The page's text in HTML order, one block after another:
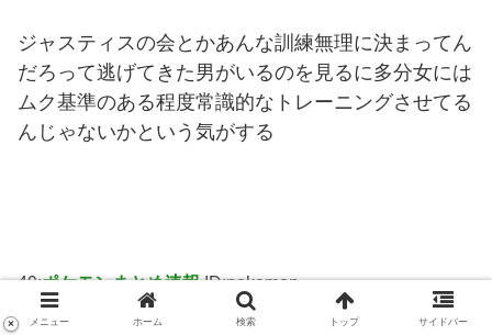
ジャスティスの会とかあんな訓練無理に決まってん
だろって逃げてきた男がいるのを見るに多分女には
ムク基準のある程度常識的なトレーニングさせてる
んじゃないかという気がする
49:ポケモンまとめ速報 ID:pokemon
メニュー ホーム 検索 トップ サイドバー
×